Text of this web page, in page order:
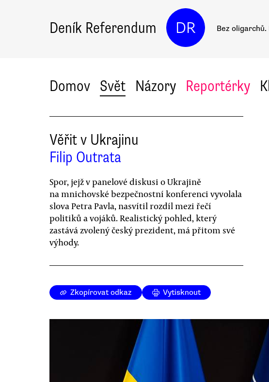
Deník Referendum DR Bez
Domov Svět Názory Reportérky
Věřit v Ukrajinu
Filip Outrata
Spor, jejž v panelové diskusi o Ukrajině
na mnichovské bezpečnostní konferenci vyvolala
slova Petra Pavla, nasvítil rozdíl mezi řečí
politiků a vojáků. Realistický pohled, který
zastává zvolený český prezident, má přitom své
výhody.
Zkopírovat odkaz Vytisknout